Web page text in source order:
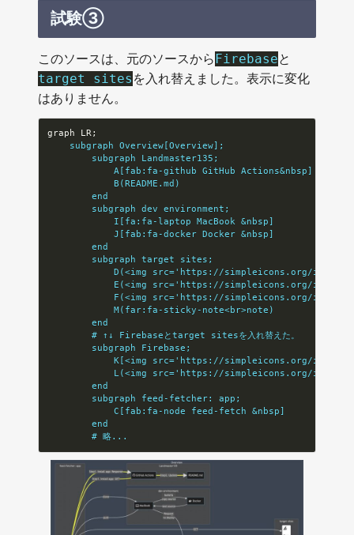
試験③
このソースは、元のソースからFirebaseと
target sites を入れ替えました。表示に変化
はありません。
    subgraph Overview[Overview];
        subgraph Landmaster135;
            A[fab:fa-github GitHub Actions&nbsp]
            B(README.md)
        end
        subgraph dev environment;
            I[fa:fa-laptop MacBook &nbsp]
            J[fab:fa-docker Docker &nbsp]
        end
        subgraph target sites;
D(<img src='https://simpleicons.org/icons/
E(<img src='https://simpleicons.org/icons/
F(<img src='https://simpleicons.org/icons/
            M(far:fa-sticky-note<br>note)
        end
        # ↑↓ Firebaseとtarget sitesを入れ替えた。
        subgraph Firebase;
K[<img src='https://simpleicons.org/icons/
L(<img src='https://simpleicons.org/
        end
        subgraph feed-fetcher: app;
            C[fab:fa-node feed-fetch &nbsp]
        end
        # 略...